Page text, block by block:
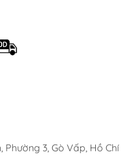
Phường 3, Gò Vấp, Hồ Chí